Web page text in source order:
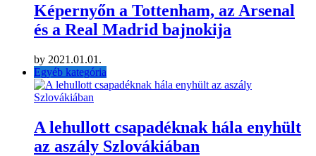
Képernyőn a Tottenham, az Arsenal
és a Real Madrid bajnokija
by 2021.01.01.
Egyéb kategória
A lehullott csapadéknak hála enyhült
az aszály Szlovákiában